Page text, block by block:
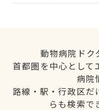
動物病院ドク
首都圏を中心として
病院
路線・駅・行政区だ
らも検索で